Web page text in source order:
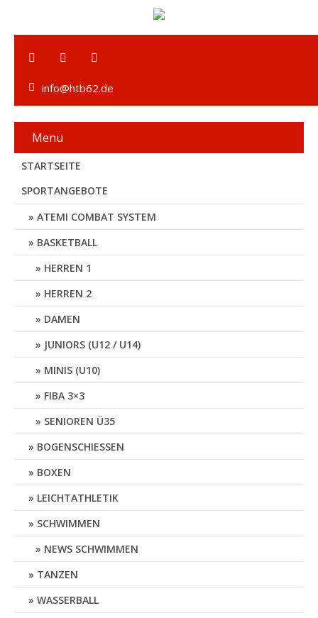
info@htb62.de
Menu
STARTSEITE
SPORTANGEBOTE
ATEMI COMBAT SYSTEM
BASKETBALL
HERREN 1
HERREN 2
DAMEN
JUNIORS (U12 / U14)
MINIS (U10)
FIBA 3×3
SENIOREN Ü35
BOGENSCHIESSEN
BOXEN
LEICHTATHLETIK
SCHWIMMEN
NEWS SCHWIMMEN
TANZEN
WASSERBALL